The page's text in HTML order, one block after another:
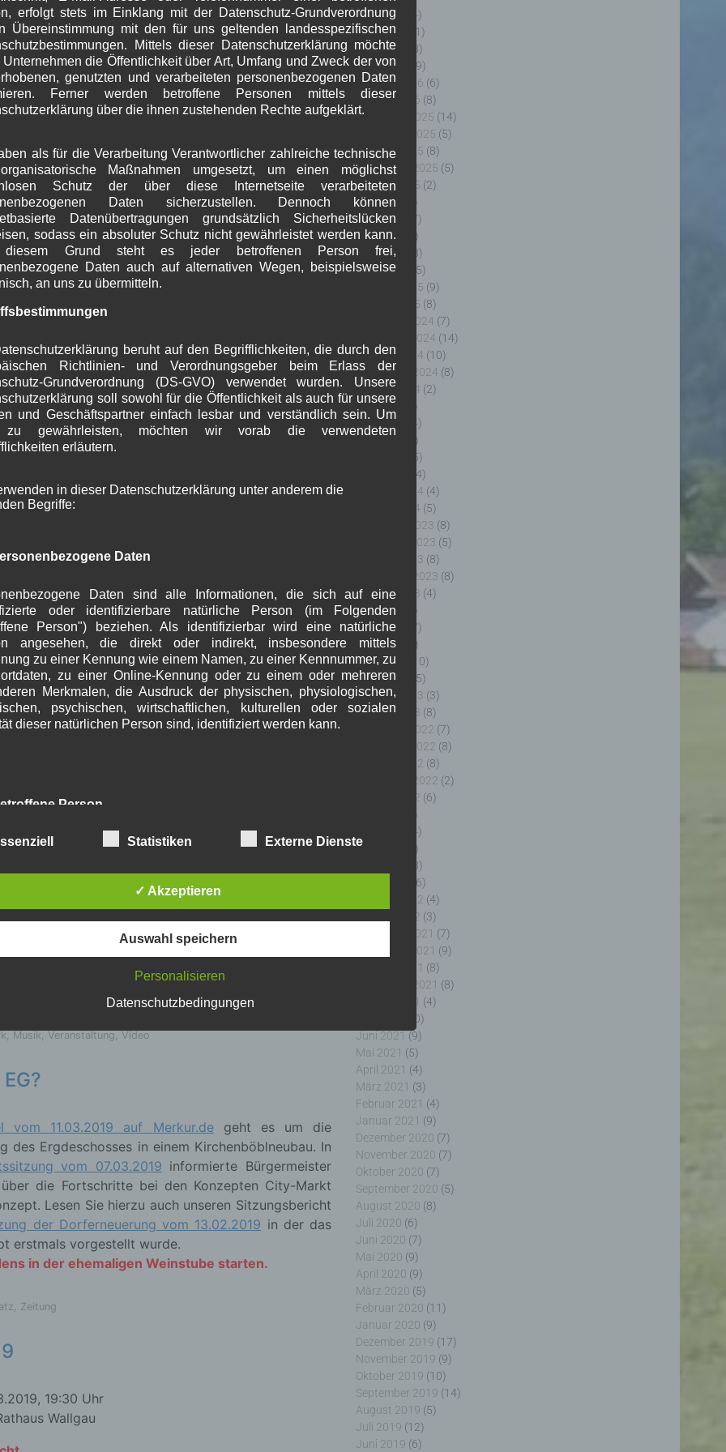
vom 16.03.2019 auf Merkur.degeht es um die
2019die am 14.03. stattfand. Der
über die abgeschlossenen Projekte der
über laufende Themen und gab einen Ausblick über
Nach einem dreistündigen Monolog des
nur noch wenig Raum für eine offene Diskussion
die zukünftige Entwicklung Wallgaus.
CSU
vom 15.04.2019 auf Merkur.de
des Wallgauer CSU-Ortsverbandes. Neben
der verschiedenen Ämter wurde auch über die
anstehenden Kommunalwahlen 2020 diskutiert. Für
Frage ob Wallgau überhaupt einen hauptamtlichen
braucht, oder ob ein ehrenamtliches
ausreichend ist.
den 14.03.2019 um 19.30 Uhrsind die Bürgerinnen
zur
in Wallgau recht herzlich eingeladen.
Themen
Isartal
findet in Mittenwald, Krün und Wallgau ein
mit Volksmusikanten aus ganz Europa statt.
Video zur Einstimmung
,Musik,Veranstaltung,Video
vom 11.03.2019 auf Merkur.degeht es um die
des Ergdeschosses in einem Kirchenböblneubau. In
vom 07.03.2019 informierte Bürgermeister
die Fortschritte bei den Konzepten City-Markt
Lesen Sie hierzu auch unseren Sitzungsbericht
der Dorferneuerung vom 13.02.2019 in der das
erstmals vorgestellt wurde.
in der ehemaligen Weinstube starten.
Zeitung
19:30 Uhr
Wallgau
Juni 2026
(4)
Mai 2026
(11)
April 2026
(8)
März 2026
(9)
Februar 2026 (6)
Januar 2026 (8)
Dezember 2025 (14)
November 2025 (5)
Oktober 2025 (8)
September 2025 (5)
August 2025 (2)
Juli 2025
(9)
Juni 2025
(7)
Mai 2025
(3)
April 2025
(8)
März 2025
(5)
Februar 2025 (9)
Januar 2025 (8)
Dezember 2024 (7)
November 2024 (14)
Oktober 2024 (10)
September 2024 (8)
August 2024 (2)
Juli 2024
(9)
Juni 2024
(4)
(4)
(5)
(4)
Februar 2024 (4)
Januar 2024 (5)
Dezember 2023 (8)
November 2023 (5)
Oktober 2023 (8)
September 2023 (8)
August 2023 (4)
Juli 2023
(8)
Juni 2023
(7)
Mai 2023
(8)
April 2023
(10)
März 2023
(5)
Februar 2023 (3)
Januar 2023 (8)
Dezember 2022 (7)
November 2022 (8)
Oktober 2022 (8)
September 2022 (2)
August 2022 (6)
(5)
(4)
Mai 2022
(5)
(8)
(6)
Februar 2022 (4)
Januar 2022 (3)
Dezember 2021 (7)
November 2021 (9)
Oktober 2021 (8)
September 2021 (8)
August 2021 (4)
(10)
Juni 2021 (9)
Mai 2021 (5)
April 2021 (4)
März 2021 (3)
Februar 2021 (4)
Januar 2021 (9)
Dezember 2020 (7)
November 2020 (7)
Oktober 2020 (7)
September 2020 (5)
August 2020 (8)
Juli 2020 (6)
Juni 2020 (7)
Mai 2020 (9)
April 2020 (9)
März 2020 (5)
Februar 2020 (11)
Januar 2020 (9)
Dezember 2019 (17)
November 2019 (9)
Oktober 2019 (10)
September 2019 (14)
August 2019 (5)
Juli 2019 (12)
Juni 2019 (6)
erfolgt stets im Einklang mit der Datenschutz-Grundverordnung
Übereinstimmung mit den für uns geltenden landesspezifischen
Mittels dieser Datenschutzerklärung möchte
Unternehmen die Öffentlichkeit über Art, Umfang und Zweck der von
genutzten und verarbeiteten personenbezogenen Daten
Ferner werden betroffene Personen mittels dieser
über die ihnen zustehenden Rechte aufgeklärt.
als für die Verarbeitung Verantwortlicher zahlreiche technische
Maßnahmen umgesetzt, um einen möglichst
Schutz der über diese Internetseite verarbeiteten
Daten sicherzustellen. Dennoch können
Datenübertragungen grundsätzlich Sicherheitslücken
sodass ein absoluter Schutz nicht gewährleistet werden kann.
Grund steht es jeder betroffenen Person frei,
Daten auch auf alternativen Wegen, beispielsweise
an uns zu übermitteln.
beruht auf den Begrifflichkeiten, die durch den
Richtlinien- und Verordnungsgeber beim Erlass der
Grundverordnung (DS-GVO) verwendet wurden. Unsere
soll sowohl für die Öffentlichkeit als auch für unsere
und Geschäftspartner einfach lesbar und verständlich sein. Um
gewährleisten, möchten wir vorab die verwendeten
erläutern.
in dieser Datenschutzerklärung unter anderem die
Begriffe:
Daten
Daten sind alle Informationen, die sich auf eine
oder identifizierbare natürliche Person (im Folgenden
Person") beziehen. Als identifizierbar wird eine natürliche
angesehen, die direkt oder indirekt, insbesondere mittels
zu einer Kennung wie einem Namen, zu einer Kennnummer, zu
zu einer Online-Kennung oder zu einem oder mehreren
Merkmalen, die Ausdruck der physischen, physiologischen,
psychischen, wirtschaftlichen, kulturellen oder sozialen
dieser natürlichen Person sind, identifiziert werden kann.
Person
Person ist jede identifizierte oder identifizierbare natürliche
verarbeitet werden.
ist jeder mit oder ohne Hilfe automatisierter Verfahren
Vorgang oder jede solche Vorgangsreihe im Zusammenhang
das Ordnen, die Speicherung, die Anpassung oder
durch Übermittlung, Verbreitung oder eine andere Form der
den Abgleich oder die Verknüpfung, die Einschränkung, das
oder die Vernichtung.
der Verarbeitung
der Verarbeitung ist die Markierung gespeicherter
Daten mit dem Ziel, ihre künftige Verarbeitung
ist jede Art der automatisierten Verarbeitung personenbezogener
die darin besteht, dass diese personenbezogenen Daten verwendet
um bestimmte persönliche Aspekte, die sich auf eine natürliche
beziehen, zu bewerten, insbesondere, um Aspekte bezüglich
wirtschaftlicher Lage, Gesundheit, persönlicher Vorlieben,
Zuverlässigkeit, Verhalten, Aufenthaltsort oder Ortswechsel
Statistiken Externe Dienste
✓ Akzeptieren
Auswahl speichern
Personalisieren
Datenschutzbedingungen